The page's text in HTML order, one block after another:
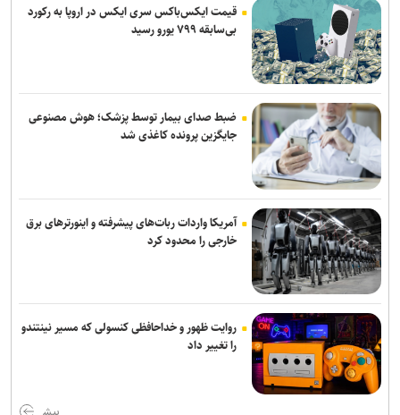
حمله یک شهپاد به یک کشتی در نزدیکی باب‌المندب
پیام فرمانده نیروی هوایی ارتش به مناسبت سالگرد شهادت شهیدان
سرلشکر خلبان عباس بابایی و سرلشکر خلبان حسین لشکری
فایننشال‌تایمز: توافق احتمالی آمریکا و ایران اهداف اولیه ترامپ را محقق
نمی‌کند
انفجار در سوریه/ پهپادها در آسمان لاذقیه رویت شدند
قیمت ایکس‌باکس سری ایکس در اروپا به رکورد
بی‌سابقه ۷۹۹ یورو رسید
ضبط صدای بیمار توسط پزشک؛ هوش مصنوعی
جایگزین پرونده کاغذی شد
آمریکا واردات ربات‌های پیشرفته و اینورترهای برق
خارجی را محدود کرد
روایت ظهور و خداحافظی کنسولی که مسیر نینتندو
را تغییر داد